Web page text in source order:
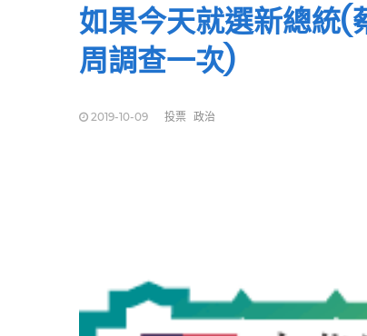
如果今天就選新總統(
周調查一次)
2019-10-09 投票 政治